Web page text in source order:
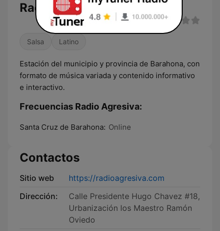
Radio Agresiva en vivo
Salsa Latino
Estación del municipio y provincia de Barahona, con
formato de música variada y contenido informativo
e interactivo.
Frecuencias Radio Agresiva:
Santa Cruz de Barahona: Online
Contactos
Sitio web
https://radioagresiva.com
Dirección:
Calle Presidente Hugo Chavez #18,
Urbanización los Maestro Ramón
Oviedo